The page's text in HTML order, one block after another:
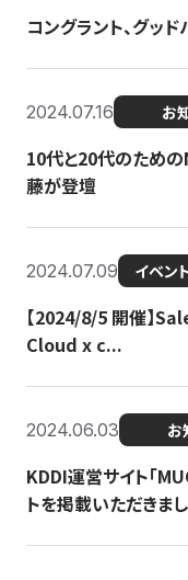
コングラント、グッ
2024.07.16 お
10代と20代のため
藤が登壇
2024.07.09 イベン
【2024/8/5 開催】
Cloud x c...
2024.06.03 お
KDDI運営サイト「
トを掲載いただきま